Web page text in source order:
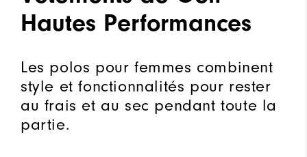
Hautes Performances
Les polos pour femmes combinent
style et fonctionnalités pour rester
au frais et au sec pendant toute la
partie.